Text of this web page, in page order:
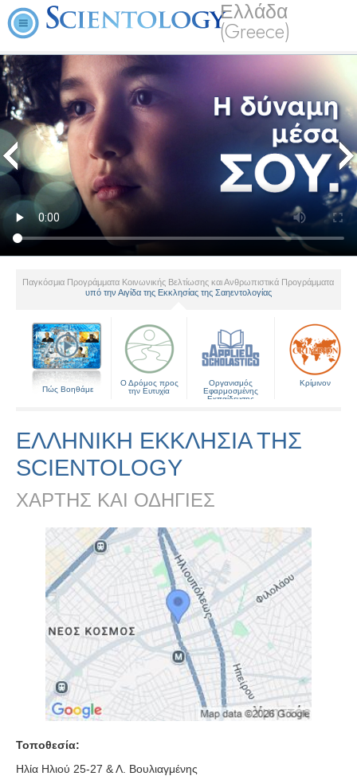
Ελλάδα
(Greece)
Παγκόσμια Προγράμματα Κοινωνικής Βελτίωσης και Ανθρωπιστικά Προγράμματα
υπό την Αιγίδα της Εκκλησίας της Σαηεντολογίας
Πώς Βοηθάμε
Ο Δρόμος προς
την Ευτυχία
Οργανισμός
Εφαρμοσμένης
Εκπαίδευσης
Κρίμινον
ΕΛΛΗΝΙΚΉ ΕΚΚΛΗΣΊΑ ΤΗΣ
SCIENTOLOGY
ΧΑΡΤΗΣ ΚΑΙ ΟΔΗΓΙΕΣ
Τοποθεσία:
Ηλία Ηλιού 25-27 & Λ. Βουλιαγμένης